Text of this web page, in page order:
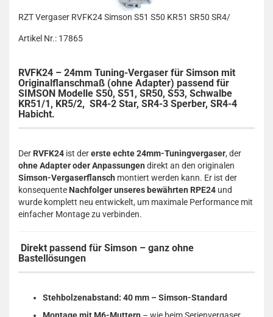
RZT Vergaser RVFK24 Simson S51 S50 KR51 SR50 SR4/
Artikel Nr.: 17865
RVFK24 – 24mm Tuning-Vergaser für Simson mit
Originalflanschmaß (ohne Adapter) passend für
SIMSON Modelle S50, S51, SR50, S53, Schwalbe
KR51/1, KR5/2, SR4-2 Star, SR4-3 Sperber, SR4-4
Habicht.
Der RVFK24 ist dererste echte 24mm-Tuningvergaser, der
ohne Adapter oder Anpassungen direkt an den originalen
Simson-Vergaserflansch montiert werden kann. Er ist der
konsequente Nachfolger unseres bewährten RPE24 und
wurde komplett neu entwickelt, um maximale Performance mit
einfacher Montage zu verbinden.
Direkt passend für Simson – ganz ohne
Bastellösungen
Stehbolzenabstand: 40 mm – Simson-Standard